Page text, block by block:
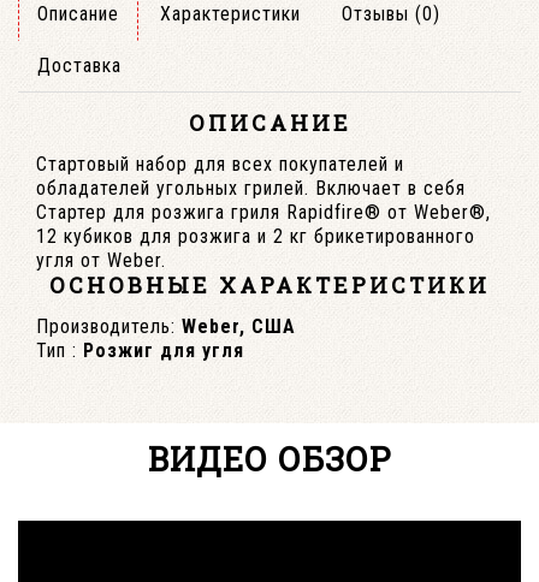
Описание Характеристики Отзывы (0)
Доставка
ОПИСАНИЕ
Стартовый набор для всех покупателей и
обладателей угольных грилей. Включает в себя
Стартер для розжига гриля Rapidfire® от Weber®,
12 кубиков для розжига и 2 кг брикетированного
угля от Weber.
ОСНОВНЫЕ ХАРАКТЕРИСТИКИ
Производитель: Weber, США
Тип : Розжиг для угля
ВИДЕО ОБЗОР